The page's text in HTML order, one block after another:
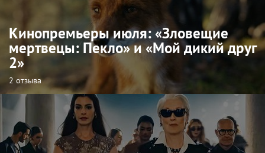
Кинопремьеры июля: «Зловещие
мертвецы: Пекло» и «Мой дикий друг
2»
2 отзыва